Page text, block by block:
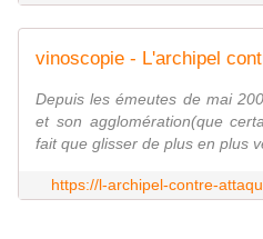
vinoscopie - L'archipel
Depuis les émeutes de mai
et son agglomération(que
fait que glisser de plus en plus
https://l-archipel-contre-